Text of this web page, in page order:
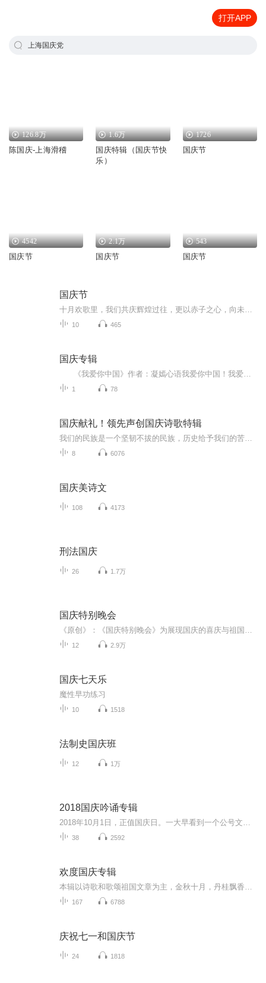
打开APP
上海国庆党
126.8万
陈国庆-上海滑稽
1.6万
国庆特辑（国庆节快
乐）
1726
国庆节
4542
国庆节
2.1万
国庆节
543
国庆节
国庆节
10 465
国庆专辑
1 78
国庆献礼！领先声创国庆诗歌特辑
8 6076
国庆美诗文
108 4173
刑法国庆
26 1.7万
国庆特别晚会
12 2.9万
国庆七天乐
魔性早功练习
10 1518
法制史国庆班
12 1万
2018国庆吟诵专辑
38 2592
欢度国庆专辑
167 6788
庆祝七一和国庆节
24 1818